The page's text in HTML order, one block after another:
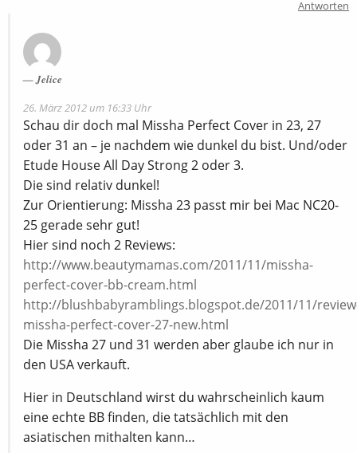
Antworten
Jelice
26. März 2012 um 16:33 Uhr
Schau dir doch mal Missha Perfect Cover in 23, 27
oder 31 an – je nachdem wie dunkel du bist. Und/oder
Etude House All Day Strong 2 oder 3.
Die sind relativ dunkel!
Zur Orientierung: Missha 23 passt mir bei Mac NC20-
25 gerade sehr gut!
Hier sind noch 2 Reviews:
http://www.beautymamas.com/2011/11/missha-
perfect-cover-bb-cream.html
http://blushbabyramblings.blogspot.de/2011/11/
missha-perfect-cover-27-new.html
Die Missha 27 und 31 werden aber glaube ich nur in
den USA verkauft.
Hier in Deutschland wirst du wahrscheinlich kaum
eine echte BB finden, die tatsächlich mit den
asiatischen mithalten kann…